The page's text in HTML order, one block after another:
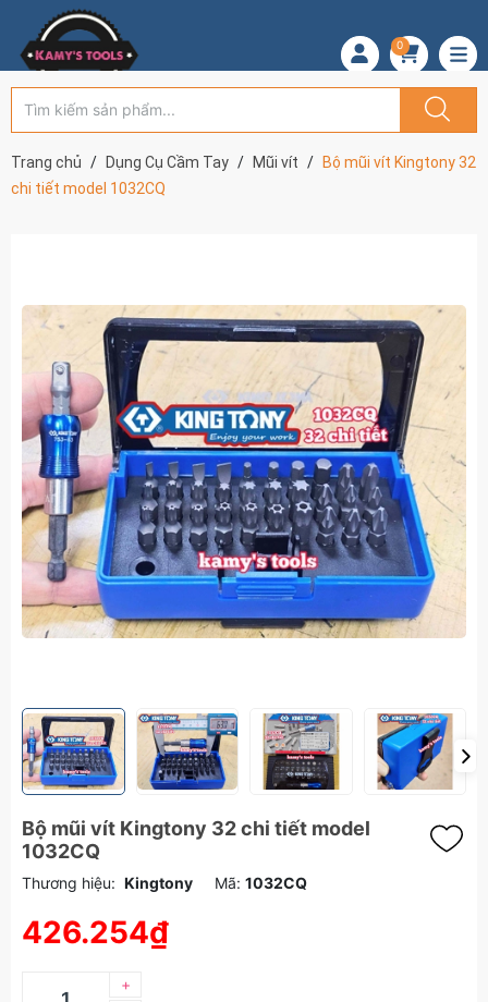
0
Trang chủ Dụng Cụ Cầm Tay Mũi vít
Bộ mũi vít Kingtony 32
chi tiết model 1032CQ
Bộ mũi vít Kingtony 32 chi tiết model
1032CQ
Thương hiệu: Kingtony Mã: 1032CQ
426.254₫
+